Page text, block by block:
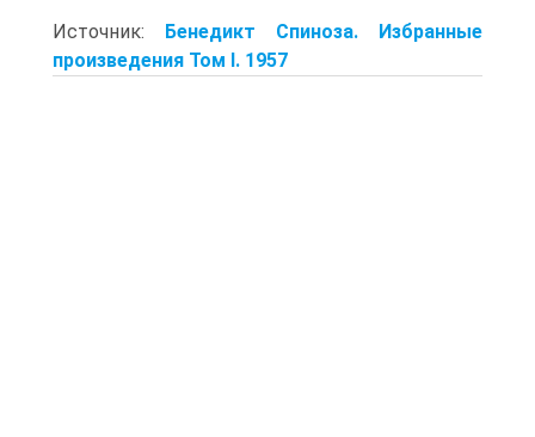
Источник: Бенедикт Спиноза. Избранные
произведения Том I. 1957